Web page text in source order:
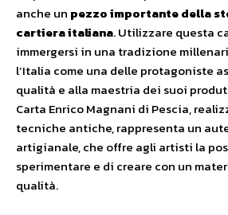
anche un pezzo importante della
cartiera italiana. Utilizzare questa
immergersi in una tradizione
l’Italia come una delle protagoniste
qualità e alla maestria dei suoi
Carta Enrico Magnani di Pescia,
tecniche antiche, rappresenta un
artigianale, che offre agli artisti la
sperimentare e di creare con un
qualità.